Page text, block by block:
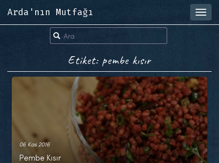
Arda'nın Mutfağı
Etiket: pembe kısır
06 Kas 2016
Pembe Kısır